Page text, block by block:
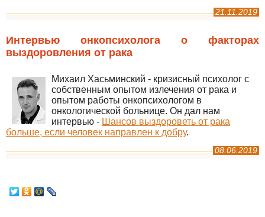
21.11.2019
Интервью онкопсихолога о факторах
выздоровления от рака
Михаил Хасьминский - кризисный психолог с
собственным опытом излечения от рака и
опытом работы онкопсихологом в
онкологической больнице. Он дал нам
интервью - Шансов выздороветь от рака
больше, если человек направлен к добру.
08.06.2019